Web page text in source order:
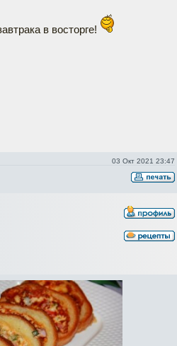
в восторге!
03 Окт 2021 23:47